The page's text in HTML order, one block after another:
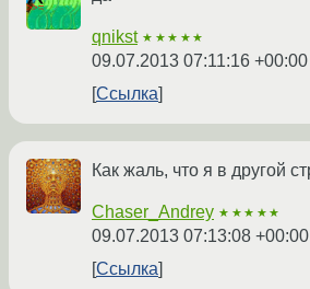
qnikst ★★★★★
09.07.2013 07:11:16 +00:00
Ссылка
Как жаль, что я в другой
Chaser_Andrey ★★★★★
09.07.2013 07:13:08 +00:00
Ссылка